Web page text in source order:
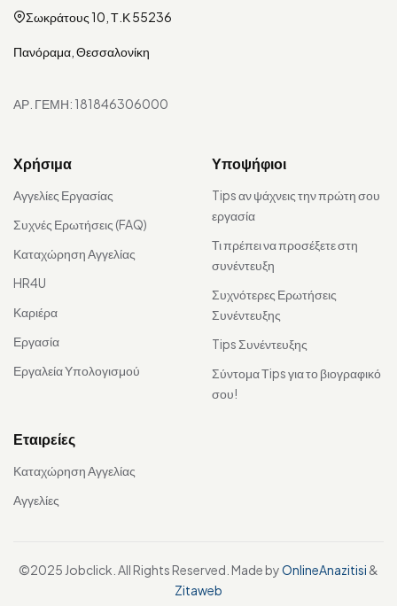
Σωκράτους 10, Τ.Κ 55236
Πανόραμα, Θεσσαλονίκη
ΑΡ. ΓΕΜΗ: 181846306000
Χρήσιμα
Αγγελίες Εργασίας
Συχνές Ερωτήσεις (FAQ)
Καταχώρηση Αγγελίας
HR4U
Καριέρα
Εργασία
Εργαλεία Υπολογισμού
Υποψήφιοι
Tips αν ψάχνεις την πρώτη σου
εργασία
Τι πρέπει να προσέξετε στη
συνέντευξη
Συχνότερες Ερωτήσεις
Συνέντευξης
Tips Συνέντευξης
Σύντομα Τips για το βιογραφικό
σου!
Εταιρείες
Καταχώρηση Αγγελίας
Αγγελίες
©2025 Jobclick. All Rights Reserved. Made byOnlineAnazitisi &
Zitaweb